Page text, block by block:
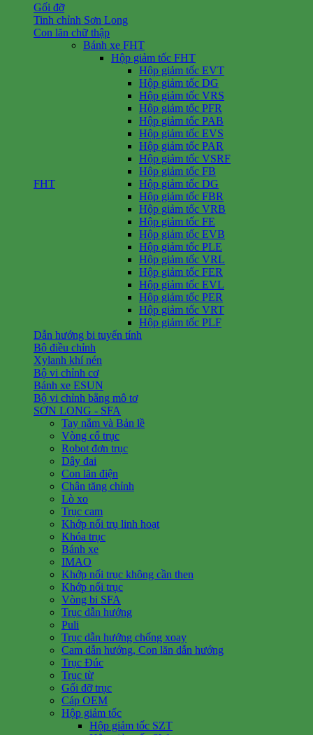
Gối đỡ
Tinh chỉnh Sơn Long
Con lăn chữ thập
FHT
Bánh xe FHT
Hộp giảm tốc FHT
Hộp giảm tốc EVT
Hộp giảm tốc DG
Hộp giảm tốc VRS
Hộp giảm tốc PFR
Hộp giảm tốc PAB
Hộp giảm tốc EVS
Hộp giảm tốc PAR
Hộp giảm tốc VSRF
Hộp giảm tốc FB
Hộp giảm tốc DG
Hộp giảm tốc FBR
Hộp giảm tốc VRB
Hộp giảm tốc FE
Hộp giảm tốc EVB
Hộp giảm tốc PLE
Hộp giảm tốc VRL
Hộp giảm tốc FER
Hộp giảm tốc EVL
Hộp giảm tốc PER
Hộp giảm tốc VRT
Hộp giảm tốc PLF
Dẫn hướng bi tuyến tính
Bộ điều chỉnh
Xylanh khí nén
Bộ vi chỉnh cơ
Bánh xe ESUN
Bộ vi chỉnh bằng mô tơ
SƠN LONG - SFA
Tay nắm và Bản lề
Vòng cổ trục
Robot đơn trục
Dây đai
Con lăn điện
Chân tăng chỉnh
Lò xo
Trục cam
Khớp nối trụ linh hoạt
Khóa trục
Bánh xe
IMAO
Khớp nối trục không cần then
Khớp nối trục
Vòng bi SFA
Trục dẫn hướng
Puli
Trục dẫn hướng chống xoay
Cam dẫn hướng, Con lăn dẫn hướng
Trục Đúc
Trục từ
Gối đỡ trục
Cáp OEM
Hộp giảm tốc
Hộp giảm tốc SZT